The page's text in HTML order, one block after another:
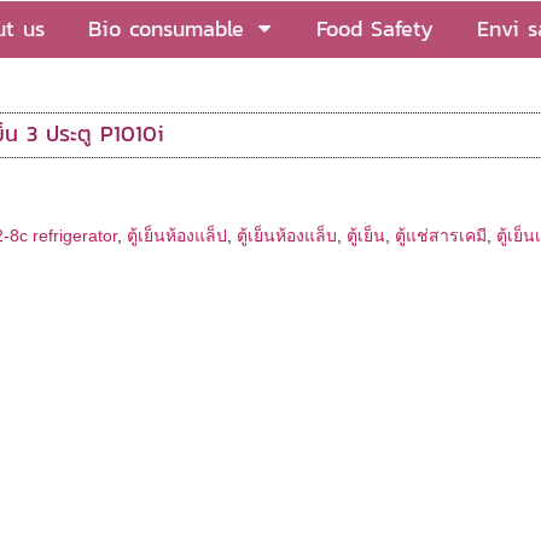
us Bio consumable Food Safety Envi
3 ประตู P1010i
8c refrigerator, ตู้เย็นห้องแล็ป ตู้เย็นห้องแล็บ ตู้เย็น ตู้แช่สารเคมี ตู้เย็น